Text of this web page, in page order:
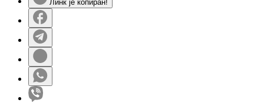
Линк је копиран!